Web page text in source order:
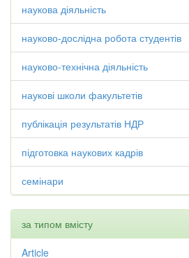
наукова діяльність
науково-дослідна робота студентів
науково-технічна діяльність
наукові школи факультетів
публікація результатів НДР
підготовка наукових кадрів
семінари
за типом вмісту
Article